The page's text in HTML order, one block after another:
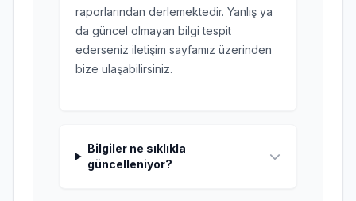
raporlarından derlemektedir. Yanlış ya
da güncel olmayan bilgi tespit
ederseniz iletişim sayfamız üzerinden
bize ulaşabilirsiniz.
Bilgiler ne sıklıkla
güncelleniyor?